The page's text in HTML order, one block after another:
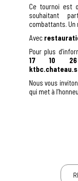
Ce tournoi est
souhaitant
combattants. Un
Avec
Pour plus
17 10
Nous vous
qui met à